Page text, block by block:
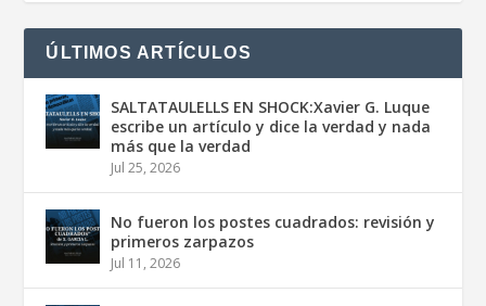
ÚLTIMOS ARTÍCULOS
SALTATAULELLS EN SHOCK:Xavier G. Luque
escribe un artículo y dice la verdad y nada
más que la verdad
Jul 25, 2026
No fueron los postes cuadrados: revisión y
primeros zarpazos
Jul 11, 2026